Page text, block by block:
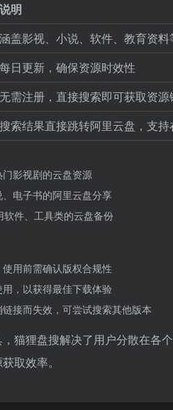
说明
涵盖影视、小说、软件、教育资
每日更新，确保资源时效性
无需注册，直接搜索即可获取资源
搜索结果直接跳转阿里云盘，支
门影视剧的云盘资源
、电子书的阿里云盘分享
软件、工具类的云盘备份
用前需确认版权合规性
，以获得最佳下载体验
接而失效，可尝试搜索其他版本
猫狸盘搜解决了用户分散在各
取效率。